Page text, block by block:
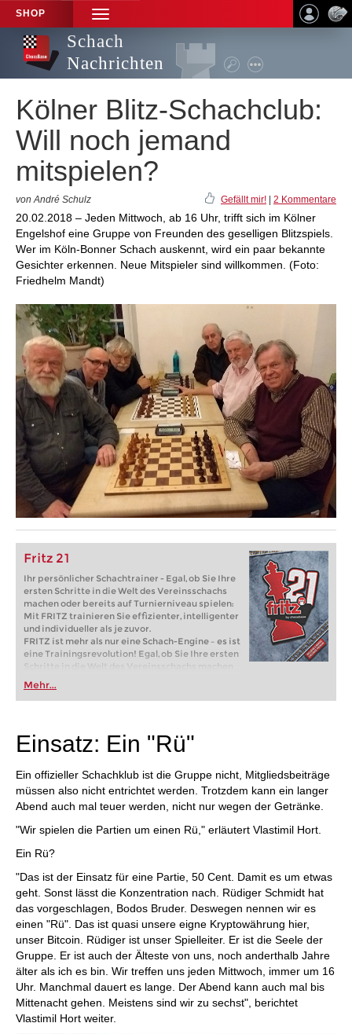
SHOP
TOGGLE
NAVIGATION
Schach
Nachrichten
Kölner Blitz-Schachclub:
Will noch jemand
mitspielen?
von André Schulz Gefällt mir! 2 Kommentare
20.02.2018 – Jeden Mittwoch, ab 16 Uhr, trifft sich im Kölner
Engelshof eine Gruppe von Freunden des geselligen Blitzspiels.
Wer im Köln-Bonner Schach auskennt, wird ein paar bekannte
Gesichter erkennen. Neue Mitspieler sind willkommen. (Foto:
Friedhelm Mandt)
Fritz 21
Ihr persönlicher Schachtrainer - Egal, ob Sie Ihre
ersten Schritte in die Welt des Vereinsschachs
machen oder bereits auf Turnierniveau spielen:
Mit FRITZ trainieren Sie effizienter, intelligenter
und individueller als je zuvor.
FRITZ ist mehr als nur eine Schach-Engine – es ist
eine Trainingsrevolution! Egal, ob Sie Ihre ersten
Schritte in die Welt des Vereinsschachs machen
oder bereits auf Turnierniveau spielen: Mit
FRITZ trainieren Sie effizienter, intelligenter und
individueller als je zuvor.
Mehr...
Einsatz: Ein "Rü"
Ein offizieller Schachklub ist die Gruppe nicht, Mitgliedsbeiträge
müssen also nicht entrichtet werden. Trotzdem kann ein langer
Abend auch mal teuer werden, nicht nur wegen der Getränke.
"Wir spielen die Partien um einen Rü," erläutert Vlastimil Hort.
Ein Rü?
"Das ist der Einsatz für eine Partie, 50 Cent. Damit es um etwas
geht. Sonst lässt die Konzentration nach. Rüdiger Schmidt hat
das vorgeschlagen, Bodos Bruder. Deswegen nennen wir es
einen "Rü". Das ist quasi unsere eigne Kryptowährung hier,
unser Bitcoin. Rüdiger ist unser Spielleiter. Er ist die Seele der
Gruppe. Er ist auch der Älteste von uns, noch anderthalb Jahre
älter als ich es bin. Wir treffen uns jeden Mittwoch, immer um 16
Uhr. Manchmal dauert es lange. Der Abend kann auch mal bis
Mittenacht gehen. Meistens sind wir zu sechst", berichtet
Vlastimil Hort weiter.